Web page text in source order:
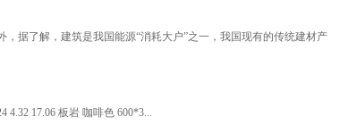
据了解，建筑是我国能源“消耗大户”之一，我国现有的传统建材产
4.32 17.06 板岩 咖啡色 600*3...